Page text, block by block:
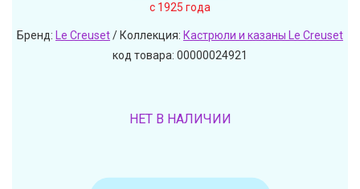
c 1925 года
Бренд: Le Creuset/ Коллекция: Кастрюли и казаны Le Creuset
код товара: 00000024921
НЕТ В НАЛИЧИИ